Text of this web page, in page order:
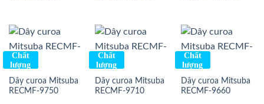
Chất
lượng
Dây curoa Mitsuba
RECMF-9750
Chất
lượng
Dây curoa Mitsuba
RECMF-9710
Chất
lượng
Dây curoa Mitsuba
RECMF-9660